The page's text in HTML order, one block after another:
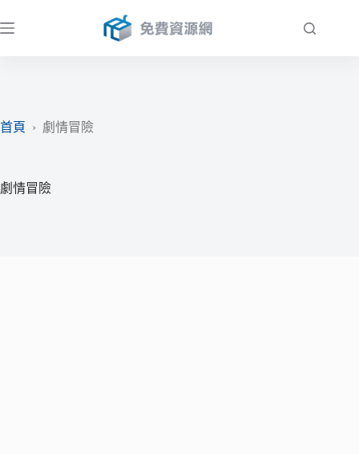
至
首頁
› 劇情冒險
劇情冒險